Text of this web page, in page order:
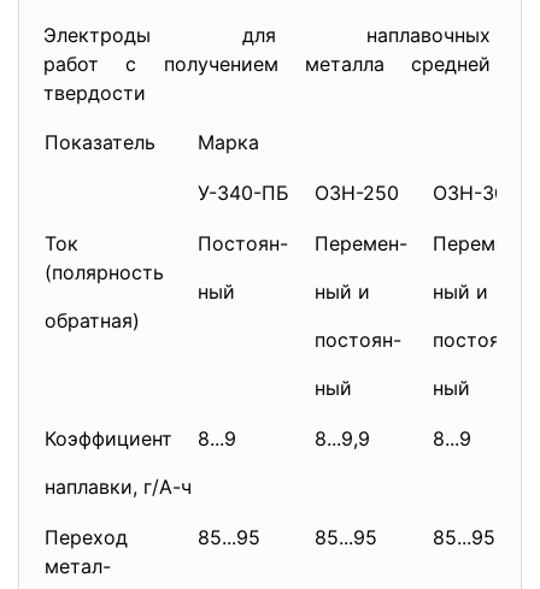
Электроды для наплавочных
работ с получением металла средней
твердости
Показатель Марка
У-340-ПБ ОЗН-250 ОЗН-300
Ток
(полярность
обратная)
Постоян-
ный
Перемен-
ный и
постоян-
ный
Перемен-
ный и
постоян-
ный
Коэффициент
наплавки, г/А-ч
8...9 8...9,9 8...9
Переход
метал-
85...95 85...95 85...95